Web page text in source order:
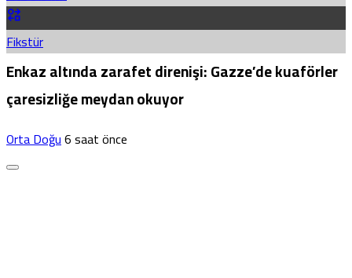
Fikstür
Enkaz altında zarafet direnişi: Gazze’de kuaförler
çaresizliğe meydan okuyor
Orta Doğu6 saat önce